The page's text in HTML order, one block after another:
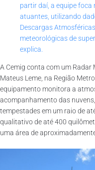
partir daí, a equipe
atuantes, utilizando
Descargas
meteorológicas de
explica.
A Cemig conta com um
Mateus Leme, na Região
equipamento monitora a
acompanhamento das
tempestades em um raio de
qualitativo de até 400
uma área de